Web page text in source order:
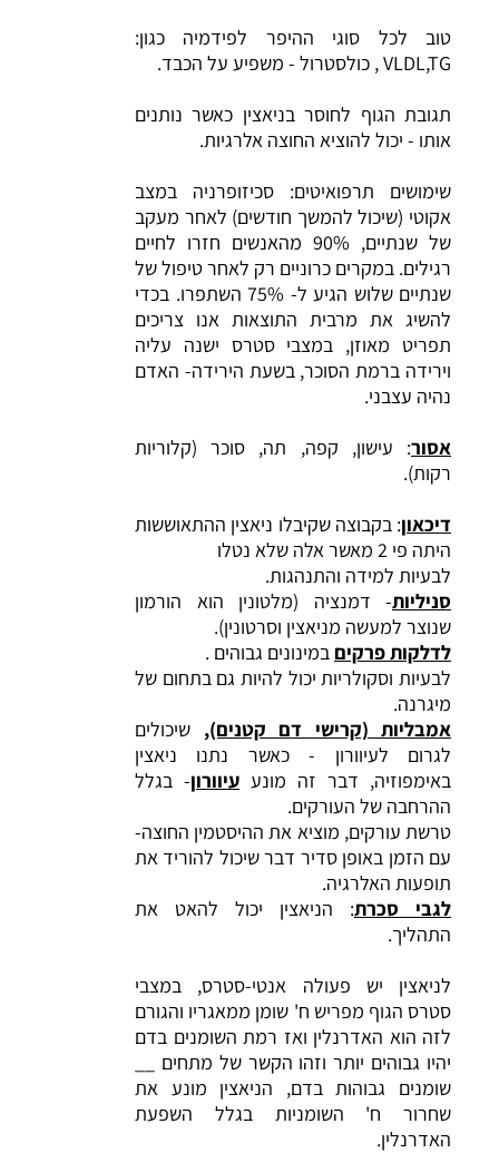
טוב לכל סוגי ההיפר לפידמיה כגון:
VLDL,TG , כולסטרול - משפיע על הכבד.
תגובת הגוף לחוסר בניאצין כאשר נותנים
אותו - יכול להוציא החוצה אלרגיות.
שימושים תרפואיטים: סכיזופרניה במצב
אקוטי (שיכול להמשך חודשים) לאחר מעקב
של שנתיים, 90% מהאנשים חזרו לחיים
רגילים. במקרים כרוניים רק לאחר טיפול של
שנתיים שלוש הגיע ל- 75% השתפרו. בכדי
להשיג את מרבית התוצאות אנו צריכים
תפריט מאוזן, במצבי סטרס ישנה עליה
וירידה ברמת הסוכר, בשעת הירידה- האדם
נהיה עצבני.
אסור: עישון, קפה, תה, סוכר (קלוריות
רקות).
דיכאון: בקבוצה שקיבלו ניאצין ההתאוששות
היתה פי 2 מאשר אלה שלא נטלו
לבעיות למידה והתנהגות.
סניליות- דמנציה (מלטונין הוא הורמון
שנוצר למעשה מניאצין וסרטונין).
לדלקות פרקים במינונים גבוהים .
לבעיות וסקולריות יכול להיות גם בתחום של
מיגרנה.
אמבליות (קרישי דם קטנים), שיכולים
לגרום לעיוורון - כאשר נתנו ניאצין
באימפוזיה, דבר זה מונע עיוורון- בגלל
ההרחבה של העורקים.
טרשת עורקים, מוציא את ההיסטמין החוצה-
עם הזמן באופן סדיר דבר שיכול להוריד את
תופעות האלרגיה.
לגבי סכרת: הניאצין יכול להאט את
התהליך.
לניאצין יש פעולה אנטי-סטרס, במצבי
סטרס הגוף מפריש ח' שומן ממאגריו והגורם
לזה הוא האדרנלין ואז רמת השומנים בדם
יהיו גבוהים יותר וזהו הקשר של מתחים __
שומנים גבוהות בדם, הניאצין מונע את
שחרור ח' השומניות בגלל השפעת
האדרנלין.